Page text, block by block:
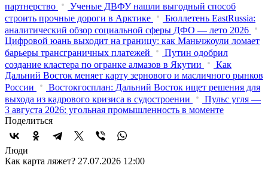
партнерство
Ученые ДВФУ нашли выгодный способ
строить прочные дороги в Арктике
Бюллетень EastRussia:
аналитический обзор социальной сферы ДФО — лето 2026
Цифровой юань выходит на границу: как Маньчжоули ломает
барьеры трансграничных платежей
Путин одобрил
создание кластера по огранке алмазов в Якутии
Как
Дальний Восток меняет карту зернового и масличного рынков
России
Востокгосплан: Дальний Восток ищет решения для
выхода из кадрового кризиса в судостроении
Пульс угля —
3 августа 2026: угольная промышленность в моменте
Поделиться
Люди
Как карта ляжет? 27.07.2026 12:00